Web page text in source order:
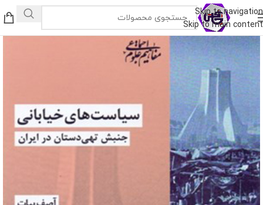
Skip to navigation
Skip to main content